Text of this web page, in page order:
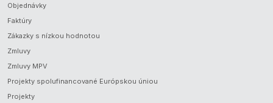
Objednávky
Faktúry
Zákazky s nízkou hodnotou
Zmluvy
Zmluvy MPV
Projekty spolufinancované Európskou úniou
Projekty